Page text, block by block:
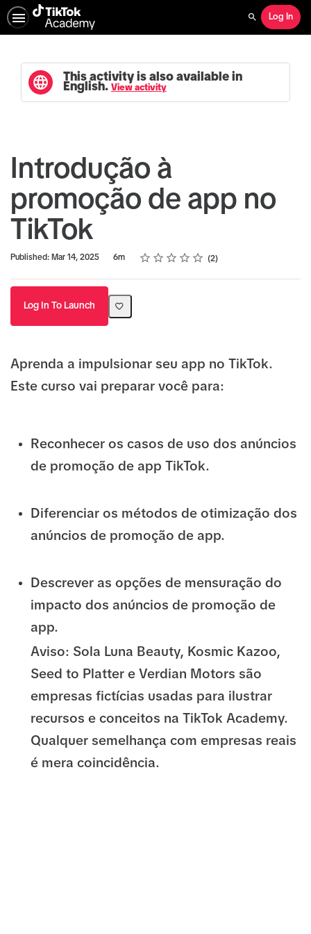
Search
Log In
This activity is also available in
English. View activity
Introdução à
promoção de app no
TikTok
Published: Mar 14, 2025
Duration 6m Rating
1 star
2 stars
3 stars
4 stars
5 stars
Average rating: 4.5 2
2 reviews
Log In To Launch
Aprenda a impulsionar seu app no TikTok.
Este curso vai preparar você para:
Reconhecer os casos de uso dos anúncios
de promoção de app TikTok.
Diferenciar os métodos de otimização dos
anúncios de promoção de app.
Descrever as opções de mensuração do
impacto dos anúncios de promoção de
app.
Aviso: Sola Luna Beauty, Kosmic Kazoo,
Seed to Platter e Verdian Motors são
empresas fictícias usadas para ilustrar
recursos e conceitos na TikTok Academy.
Qualquer semelhança com empresas reais
é mera coincidência.